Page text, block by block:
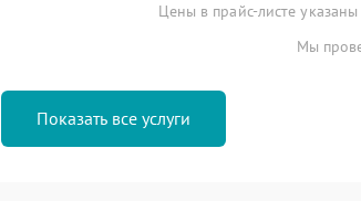
Цены в прайс-листе
Мы
Показать все услуги